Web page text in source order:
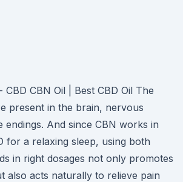
CBD CBN Oil | Best CBD Oil The
present in the brain, nervous
endings. And since CBN works in
for a relaxing sleep, using both
in right dosages not only promotes
also acts naturally to relieve pain